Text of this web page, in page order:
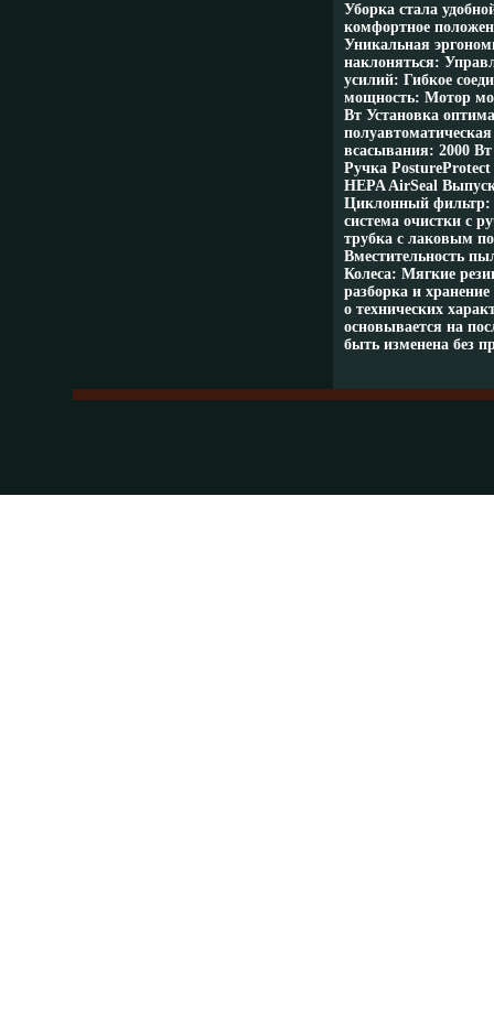
Уборка стала
комфортное
Уникальная
наклоняться:
усилий: Гибкое
мощность: Мотор
Вт Установка
всасывания: 2000
Ручка
HEPA AirSeal
Циклонный фильтр:
система очистки с
трубка с лаковым
Вместительность
Колеса: Мягкие
разборка и
о технических
основывается на
быть изменена без